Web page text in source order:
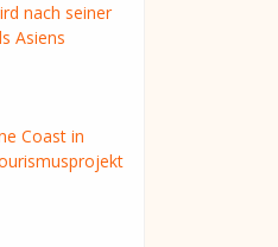
nach seiner
Asiens
Coast in